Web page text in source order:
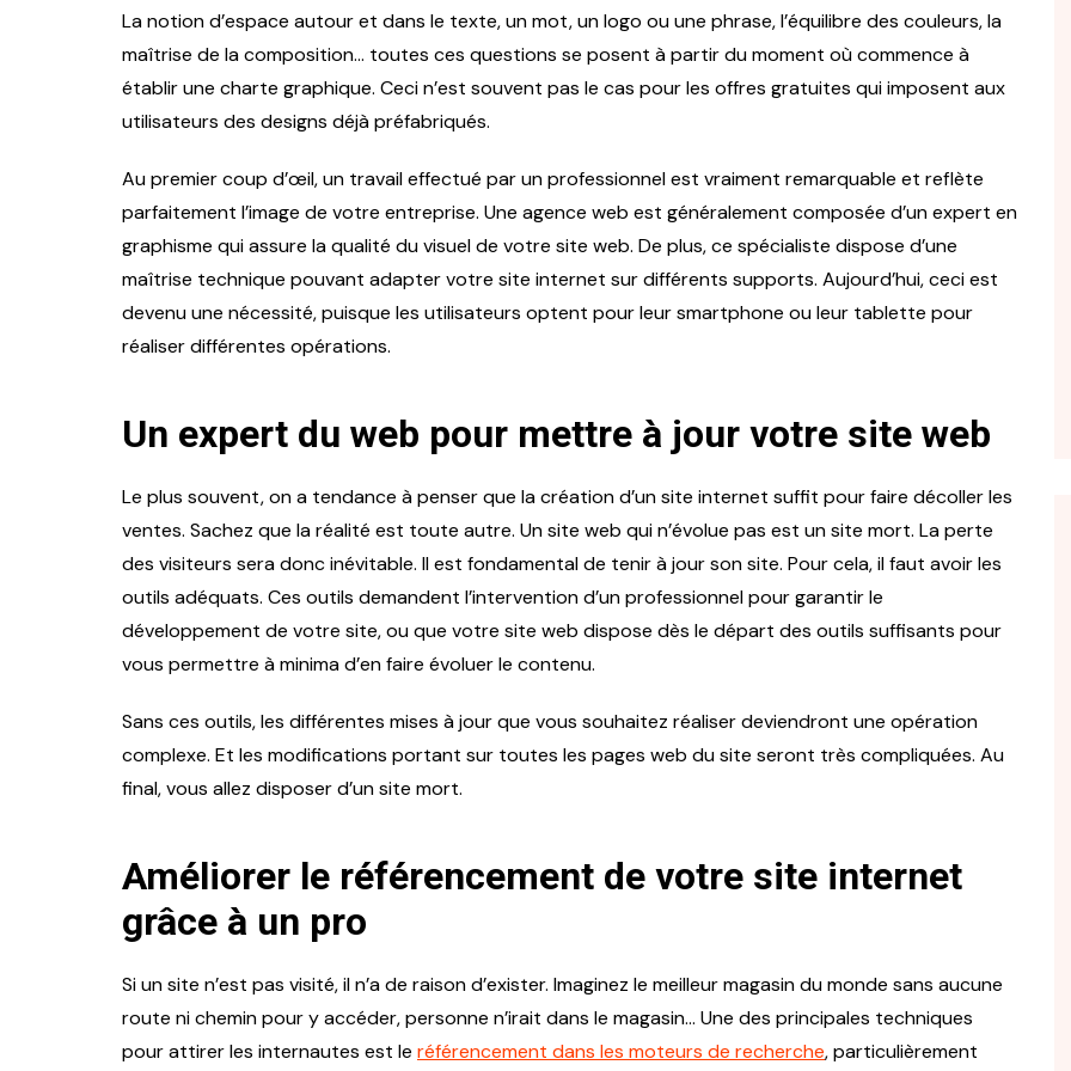
La notion d’espace autour et dans le texte, un mot, un logo ou une phrase, l’équilibre des couleurs, la
maîtrise de la composition… toutes ces questions se posent à partir du moment où commence à
établir une charte graphique. Ceci n’est souvent pas le cas pour les offres gratuites qui imposent aux
utilisateurs des designs déjà préfabriqués.
Au premier coup d’œil, un travail effectué par un professionnel est vraiment remarquable et reflète
parfaitement l’image de votre entreprise. Une agence web est généralement composée d’un expert en
graphisme qui assure la qualité du visuel de votre site web. De plus, ce spécialiste dispose d’une
maîtrise technique pouvant adapter votre site internet sur différents supports. Aujourd’hui, ceci est
devenu une nécessité, puisque les utilisateurs optent pour leur smartphone ou leur tablette pour
réaliser différentes opérations.
Un expert du web pour mettre à jour votre site web
Le plus souvent, on a tendance à penser que la création d’un site internet suffit pour faire décoller les
ventes. Sachez que la réalité est toute autre. Un site web qui n’évolue pas est un site mort. La perte
des visiteurs sera donc inévitable. Il est fondamental de tenir à jour son site. Pour cela, il faut avoir les
outils adéquats. Ces outils demandent l’intervention d’un professionnel pour garantir le
développement de votre site, ou que votre site web dispose dès le départ des outils suffisants pour
vous permettre à minima d’en faire évoluer le contenu.
Sans ces outils, les différentes mises à jour que vous souhaitez réaliser deviendront une opération
complexe. Et les modifications portant sur toutes les pages web du site seront très compliquées. Au
final, vous allez disposer d’un site mort.
Améliorer le référencement de votre site internet
grâce à un pro
Si un site n’est pas visité, il n’a de raison d’exister. Imaginez le meilleur magasin du monde sans aucune
route ni chemin pour y accéder, personne n’irait dans le magasin… Une des principales techniques
pour attirer les internautes est le référencement dans les moteurs de recherche, particulièrement
Suricate : pourquoi
les tests pour le
31 juillet 2024
Nimbee, intégrateur
Salesforce au service de la
digitalisation de votre
entreprise
Pourquoi opter pour un
support TV mural dans un
environnement professionnel
Rédacteur Invité